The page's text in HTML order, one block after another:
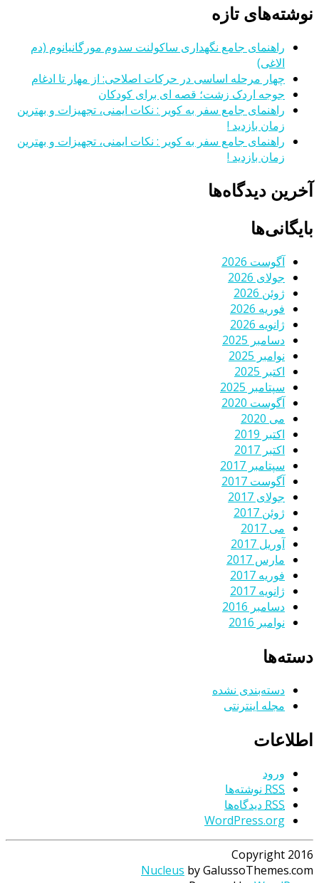
نوشته‌های تازه
راهنمای جامع نگهداری ساکولنت سدوم مورگانیانوم (دم
الاغی)
چهار مرحله اساسی در حرکات اصلاحی: از مهار تا ادغام
جوجه اردک زشت؛ قصه ای برای کودکان
راهنمای جامع سفر به کویر : نکات ایمنی، تجهیزات و بهترین
زمان بازدید !
راهنمای جامع سفر به کویر : نکات ایمنی، تجهیزات و بهترین
زمان بازدید !
آخرین دیدگاه‌ها
بایگانی‌ها
آگوست 2026
جولای 2026
ژوئن 2026
فوریه 2026
ژانویه 2026
دسامبر 2025
نوامبر 2025
اکتبر 2025
سپتامبر 2025
آگوست 2020
می 2020
اکتبر 2019
اکتبر 2017
سپتامبر 2017
آگوست 2017
جولای 2017
ژوئن 2017
می 2017
آوریل 2017
مارس 2017
فوریه 2017
ژانویه 2017
دسامبر 2016
نوامبر 2016
دسته‌ها
دسته‌بندی نشده
مجله اینترنتی
اطلاعات
ورود
RSS نوشته‌ها
RSS دیدگاه‌ها
WordPress.org
Copyright 2016
Nucleus by GalussoThemes.com